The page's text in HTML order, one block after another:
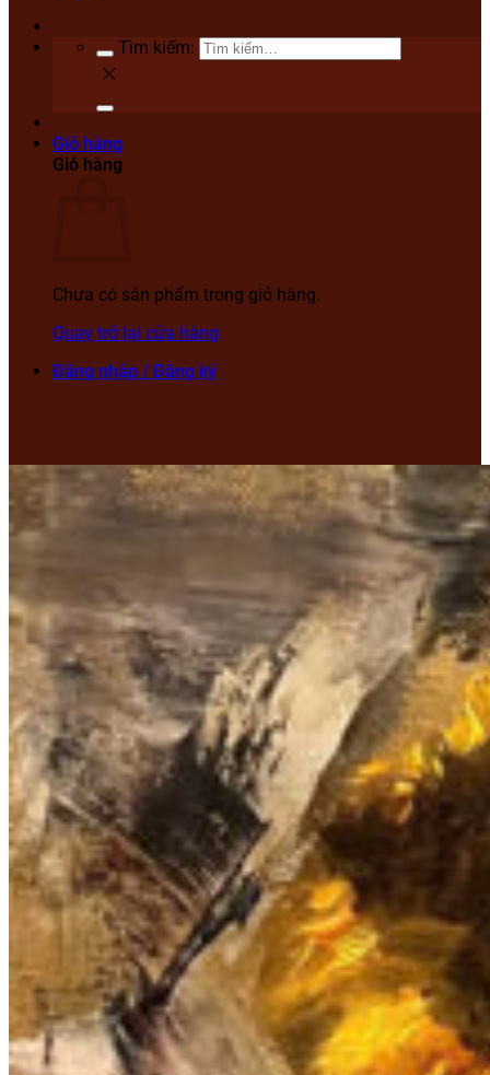
Tìm kiếm:
Giỏ hàng
Giỏ hàng
Chưa có sản phẩm trong giỏ hàng.
Quay trở lại cửa hàng
Đăng nhập / Đăng ký